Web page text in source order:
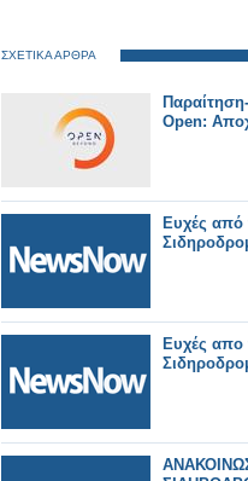
ΣΧΕΤΙΚΑ ΑΡΘΡΑ
Open:
Ευχές
Ευχές